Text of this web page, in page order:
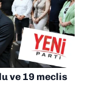
ve 19 meclis